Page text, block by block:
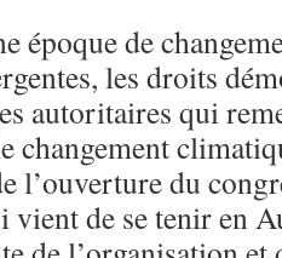
époque de
les droits
autoritaires qui
changement
l’ouverture du
vient de se tenir en